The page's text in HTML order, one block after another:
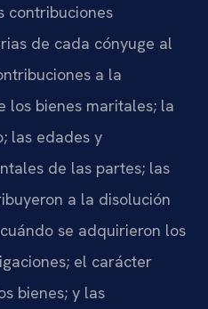
contribuciones
de cada cónyuge al
a la
los bienes maritales; la
las edades y
de las partes; las
a la disolución
se adquirieron los
el carácter
bienes; y las